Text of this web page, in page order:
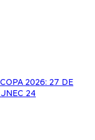
2026: 27 DE
24